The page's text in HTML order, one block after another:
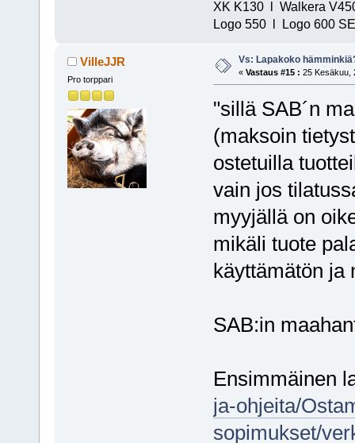
XK K130 l Walkera
Logo 550 l Logo 600
VilleJJR
Pro torppari
Vs: Lapakoko
« Vastaus #15 : 25 Kesäkuu,
"sillä SAB´n
(maksoin
ostetuilla
vain jos
myyjällä on
mikäli tuote
käyttämätön ja
SAB:in
Ensimmäinen
ja-ohjeita/
sopimukset/